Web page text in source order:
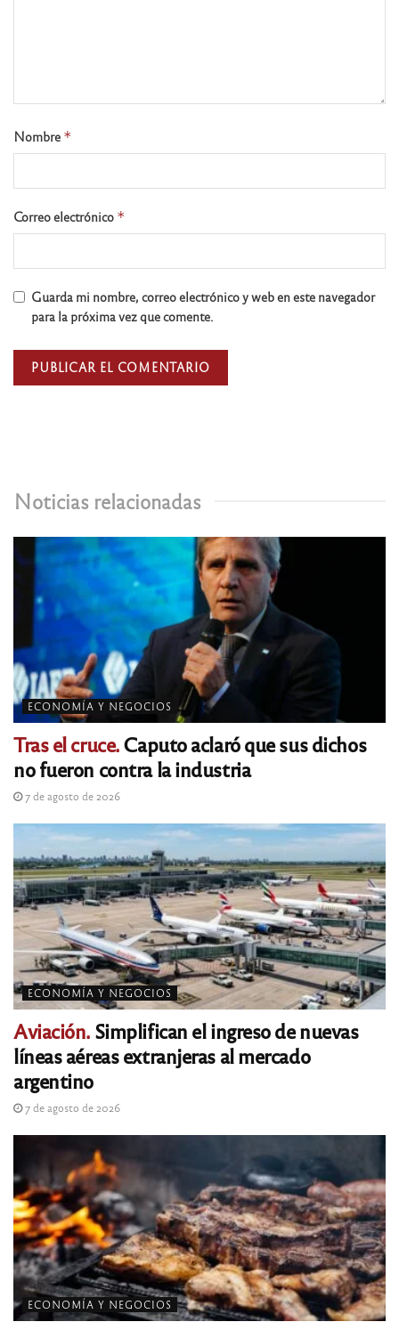
Noticias relacionadas
ECONOMÍA Y NEGOCIOS
Tras el cruce.Caputo aclaró que sus dichos
no fueron contra la industria
7 de agosto de 2026
ECONOMÍA Y NEGOCIOS
Aviación. Simplifican el ingreso de nuevas
líneas aéreas extranjeras al mercado
argentino
7 de agosto de 2026
ECONOMÍA Y NEGOCIOS
Nombre *
Correo electrónico *
Guarda mi nombre, correo electrónico y web en este navegador
para la próxima vez que comente.